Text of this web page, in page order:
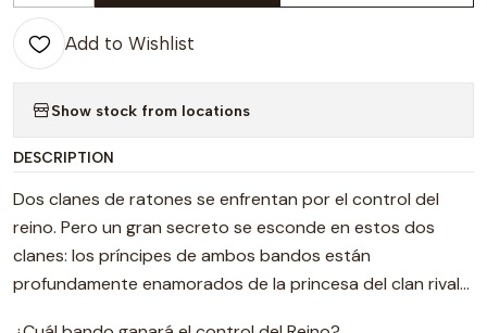
Add to Wishlist
Show stock from locations
DESCRIPTION
Dos clanes de ratones se enfrentan por el control del
reino. Pero un gran secreto se esconde en estos dos
clanes: los príncipes de ambos bandos están
profundamente enamorados de la princesa del clan rival...